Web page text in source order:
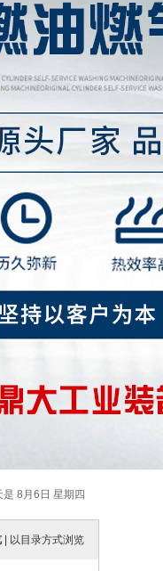
是 8月6日 星期四
以目录方式浏览